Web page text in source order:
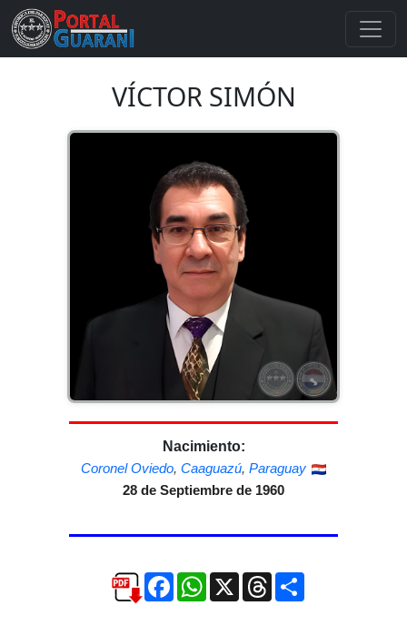
VÍCTOR SIMÓN
Nacimiento:
Coronel Oviedo, Caaguazú, Paraguay
28 de Septiembre de 1960
FacebookWhatsApp
X ThreadsCompartir